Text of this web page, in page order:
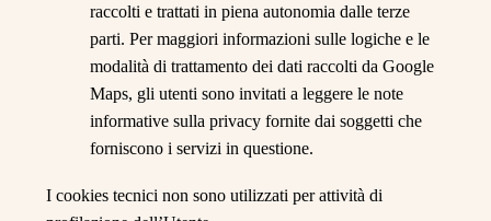
raccolti e trattati in piena autonomia dalle terze
parti. Per maggiori informazioni sulle logiche e le
modalità di trattamento dei dati raccolti da Google
Maps, gli utenti sono invitati a leggere le note
informative sulla privacy fornite dai soggetti che
forniscono i servizi in questione.
I cookies tecnici non sono utilizzati per attività di